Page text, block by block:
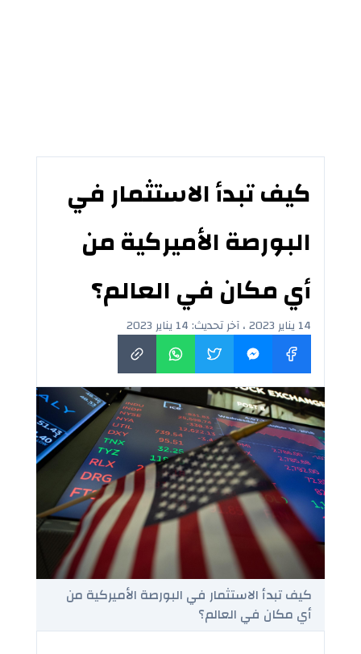
كيف تبدأ الاستثمار في
البورصة الأميركية من
أي مكان في العالم؟
14 يناير 2023 ، آخر تحديث: 14 يناير 2023
كيف تبدأ الاستثمار في البورصة الأميركية من
أي مكان في العالم؟